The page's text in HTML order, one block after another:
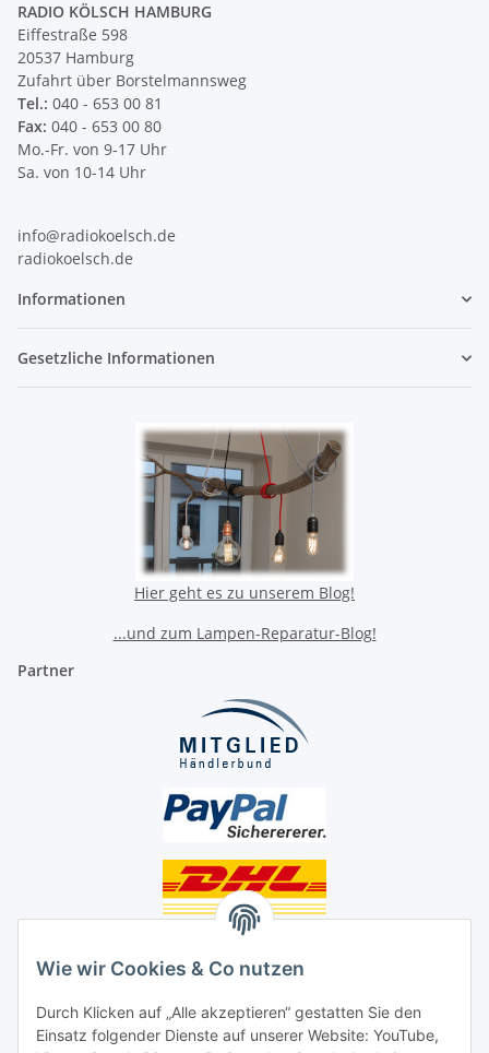
Wie wir Cookies & Co nutzen
Durch Klicken auf „Alle akzeptieren“ gestatten Sie den
Einsatz folgender Dienste auf unserer Website: YouTube,
RADIO KÖLSCH HAMBURG
Eiffestraße 598
20537 Hamburg
Zufahrt über Borstelmannsweg
Tel.: 040 - 653 00 81
Fax: 040 - 653 00 80
Mo.-Fr. von 9-17 Uhr
Sa. von 10-14 Uhr
info@radiokoelsch.de
radiokoelsch.de
Informationen
Gesetzliche Informationen
Hier geht es zu unserem Blog!
...und zum Lampen-Reparatur-Blog!
Partner
Social Media